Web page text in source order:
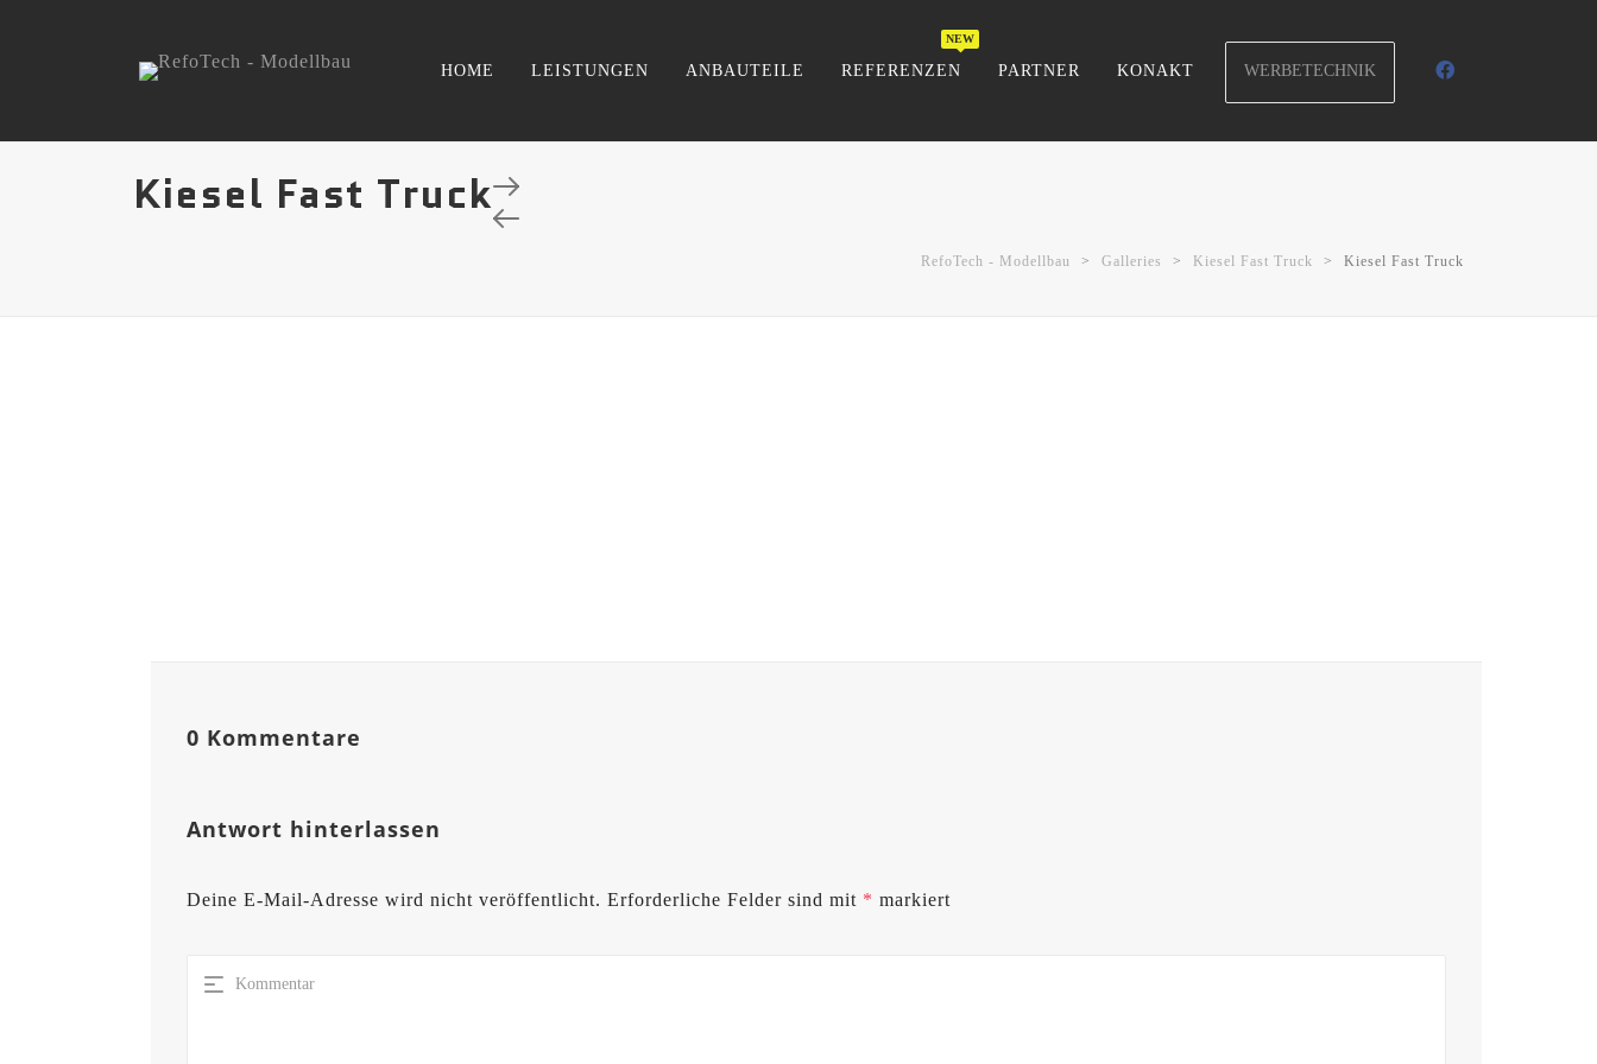
HOME LEISTUNGEN ANBAUTEILE REFERENZEN PARTNER KONAKT WERBETECHNIK
Kiesel Fast Truck
RefoTech - Modellbau > Galleries > Kiesel Fast Truck > Kiesel Fast Truck
0 Kommentare
Antwort hinterlassen
Deine E-Mail-Adresse wird nicht veröffentlicht. Erforderliche Felder sind mit * markiert